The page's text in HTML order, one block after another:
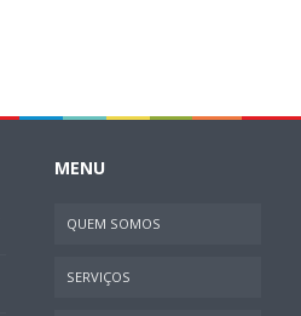
MENU
QUEM SOMOS
SERVIÇOS